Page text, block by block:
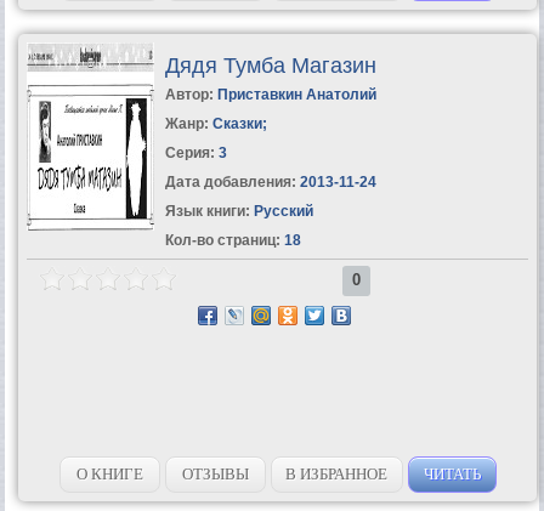
Дядя Тумба Магазин
Автор: Приставкин Анатолий
Жанр: Сказки;
Серия: 3
Дата добавления: 2013-11-24
Язык книги: Русский
Кол-во страниц: 18
0
О КНИГЕ ОТЗЫВЫ В ИЗБРАННОЕ ЧИТАТЬ